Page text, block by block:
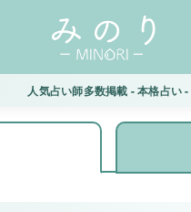
人気占い師多数掲載 - 本格占い -